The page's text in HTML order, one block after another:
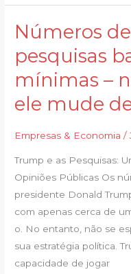
Números
pesquisas
mínimas –
ele mude
Empresas & Economia /
Trump e as Pesquisas:
Opiniões Públicas Os
presidente Donald
com apenas cerca de
o. No entanto, não se
sua estratégia política.
capacidade de jogar
Números
Trump
nas
pesquisas
batem
novas
–
não
espere
que
ele
mude
de